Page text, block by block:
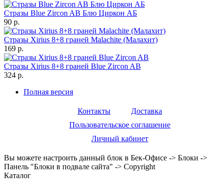
Стразы Blue Zircon AB Блю Циркон АБ
90 р.
Стразы Xirius 8+8 граней Malachite (Малахит)
169 р.
Стразы Xirius 8+8 граней Blue Zircon AB
324 р.
Полная версия
Контакты
Доставка
Пользовательское соглашение
Личный кабинет
Вы можете настроить данный блок в Бек-Офисе -> Блоки ->
Панель "Блоки в подвале сайта" -> Copyright
Каталог